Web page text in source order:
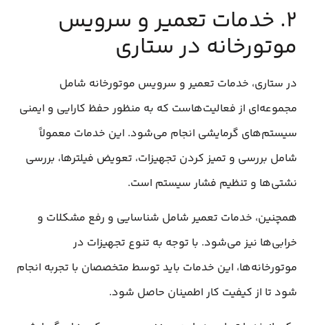
۲. خدمات تعمیر و سرویس
موتورخانه در ستاری
در ستاری، خدمات تعمیر و سرویس موتورخانه شامل
مجموعه‌ای از فعالیت‌هاست که به منظور حفظ کارایی و ایمنی
سیستم‌های گرمایشی انجام می‌شود. این خدمات معمولاً
شامل بررسی و تمیز کردن تجهیزات، تعویض فیلترها، بررسی
نشتی‌ها و تنظیم فشار سیستم است.
همچنین، خدمات تعمیر شامل شناسایی و رفع مشکلات و
خرابی‌ها نیز می‌شود. با توجه به تنوع تجهیزات در
موتورخانه‌ها، این خدمات باید توسط متخصصان با تجربه انجام
شود تا از کیفیت کار اطمینان حاصل شود.